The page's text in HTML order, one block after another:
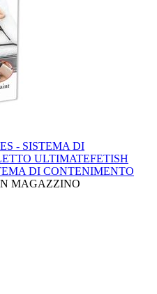
- SISTEMA DI
ULTIMATEFETISH
DI CONTENIMENTO
MAGAZZINO